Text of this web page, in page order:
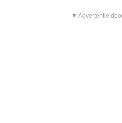
▼ Advertentie